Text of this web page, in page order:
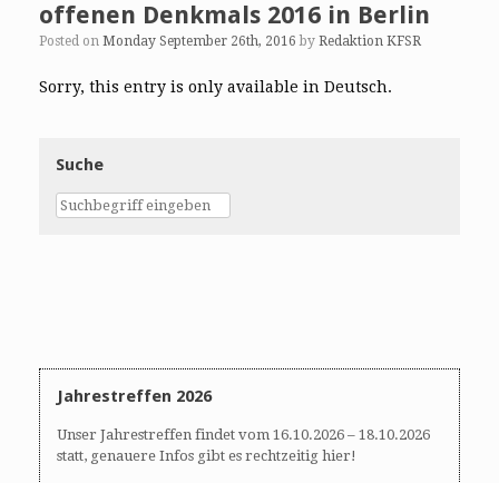
offenen Denkmals 2016 in Berlin
Posted on Monday September 26th, 2016 by Redaktion KFSR
Sorry, this entry is only available in Deutsch.
Suche
Jahrestreffen 2026
Unser Jahrestreffen findet vom 16.10.2026 – 18.10.2026
statt, genauere Infos gibt es rechtzeitig hier!